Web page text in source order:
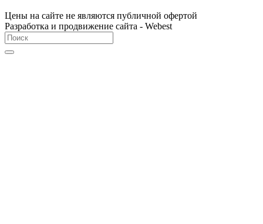
Цены на сайте не являются публичной офертой
Разработка и продвижение сайта - Webest